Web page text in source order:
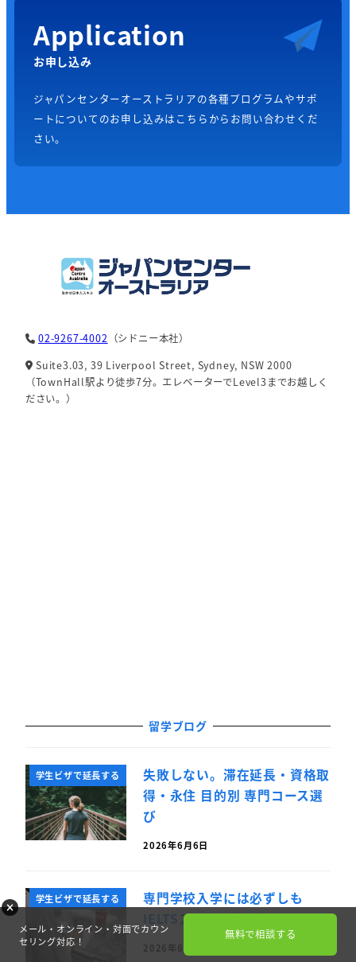
Application
お申し込み
ジャパンセンターオーストラリアの各種プログラムやサポ
ートについてのお申し込みはこちらからお問い合わせくだ
さい。
02-9267-4002 （シドニー本社）
Suite3.03, 39 Liverpool Street, Sydney, NSW 2000
（TownHall駅より徒歩7分。エレベーターでLevel3までお越しく
ださい。）
留学ブログ
学生ビザで延長する
失敗しない。滞在延長・資格取
得・永住 目的別 専門コース選
び
2026年6月6日
学生ビザで延長する
専門学校入学には必ずしも
IELTSスコアは必要ない
2026年6月5日
メール・オンライン・対面でカウン
セリング対応！
無料で相談する